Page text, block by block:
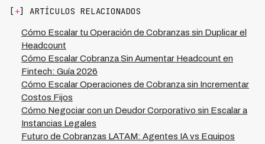
de utilidad.
gestión de cobranzas en diferentes mercados desde un
único panel de control. Esto facilita la standarización de
procesos, la compartición de mejores prácticas entre
equipos regionales y la reducción de costos de
implementación, todo mientras se adapta a
regulaciones locales y particularidades de cada
mercado.
[ +] ARTÍCULOS RELACIONADOS
Cómo Escalar tu Operación de Cobranzas sin Duplicar el
Headcount
Cómo Escalar Cobranza Sin Aumentar Headcount en
Fintech: Guía 2026
Cómo Escalar Operaciones de Cobranza sin Incrementar
Costos Fijos
Cómo Negociar con un Deudor Corporativo sin Escalar a
Instancias Legales
Futuro de Cobranzas LATAM: Agentes IA vs Equipos